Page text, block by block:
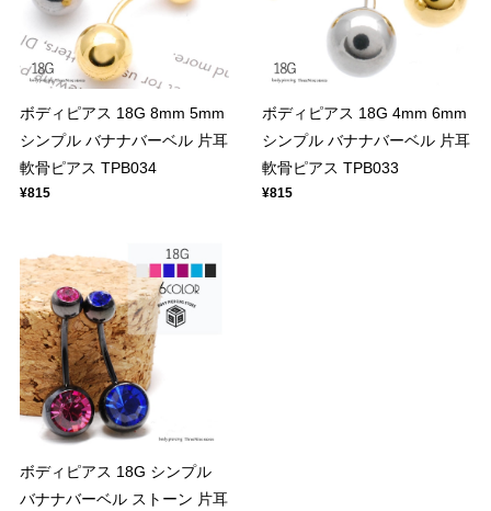
ボディピアス 18G 8mm 5mm
シンプル バナナバーベル 片耳
軟骨ピアス TPB034
¥815
ボディピアス 18G 4mm 6mm
シンプル バナナバーベル 片耳
軟骨ピアス TPB033
¥815
ボディピアス 18G シンプル
バナナバーベル ストーン 片耳